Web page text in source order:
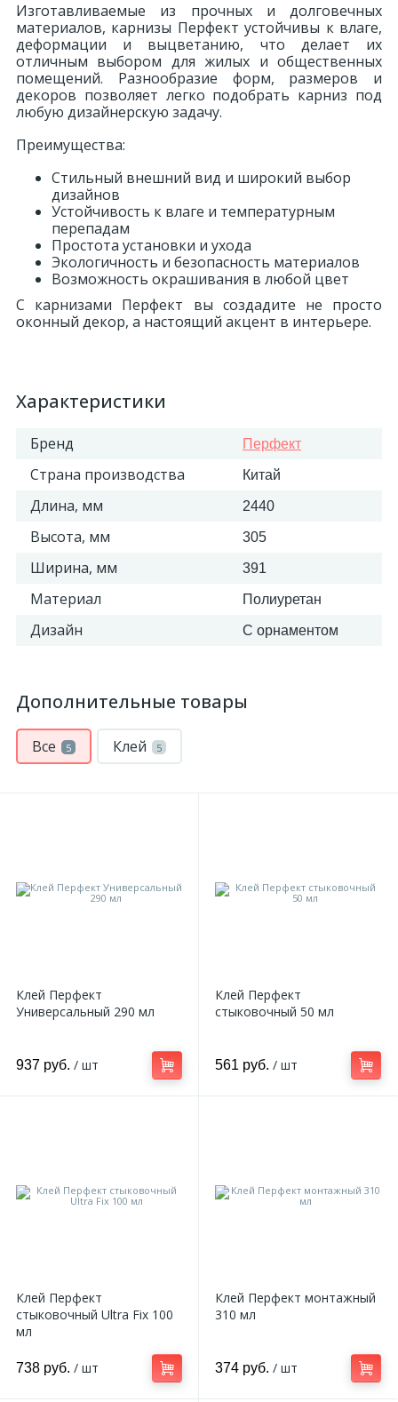
Изготавливаемые из прочных и долговечных
материалов, карнизы Перфект устойчивы к влаге,
деформации и выцветанию, что делает их
отличным выбором для жилых и общественных
помещений. Разнообразие форм, размеров и
декоров позволяет легко подобрать карниз под
любую дизайнерскую задачу.
Преимущества:
Стильный внешний вид и широкий выбор
дизайнов
Устойчивость к влаге и температурным
перепадам
Простота установки и ухода
Экологичность и безопасность материалов
Возможность окрашивания в любой цвет
С карнизами Перфект вы создадите не просто
оконный декор, а настоящий акцент в интерьере.
Характеристики
Бренд Перфект
Страна производства Китай
Длина, мм 2440
Высота, мм 305
Ширина, мм 391
Материал Полиуретан
Дизайн С орнаментом
Дополнительные товары
Все 5 Клей 5
Клей Перфект
Универсальный 290 мл
937 руб. / шт
Клей Перфект
стыковочный 50 мл
561 руб. / шт
Клей Перфект
стыковочный Ultra Fix 100
мл
738 руб. / шт
Клей Перфект монтажный
310 мл
374 руб. / шт